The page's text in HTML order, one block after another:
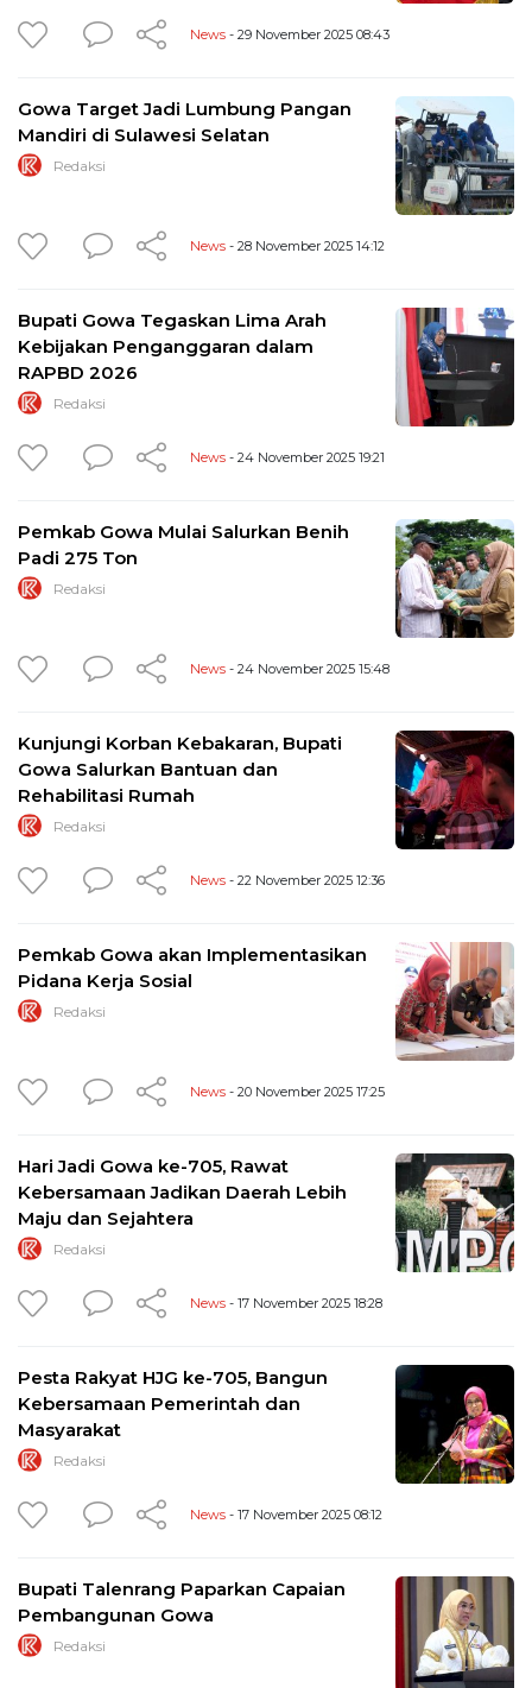
News - 29 November 2025 08:43
Gowa Target Jadi Lumbung Pangan
Mandiri di Sulawesi Selatan
Redaksi
News - 28 November 2025 14:12
Bupati Gowa Tegaskan Lima Arah
Kebijakan Penganggaran dalam
RAPBD 2026
Redaksi
News - 24 November 2025 19:21
Pemkab Gowa Mulai Salurkan Benih
Padi 275 Ton
Redaksi
News - 24 November 2025 15:48
Kunjungi Korban Kebakaran, Bupati
Gowa Salurkan Bantuan dan
Rehabilitasi Rumah
Redaksi
News - 22 November 2025 12:36
Pemkab Gowa akan Implementasikan
Pidana Kerja Sosial
Redaksi
News - 20 November 2025 17:25
Hari Jadi Gowa ke-705, Rawat
Kebersamaan Jadikan Daerah Lebih
Maju dan Sejahtera
Redaksi
News - 17 November 2025 18:28
Pesta Rakyat HJG ke-705, Bangun
Kebersamaan Pemerintah dan
Masyarakat
Redaksi
News - 17 November 2025 08:12
Bupati Talenrang Paparkan Capaian
Pembangunan Gowa
Redaksi